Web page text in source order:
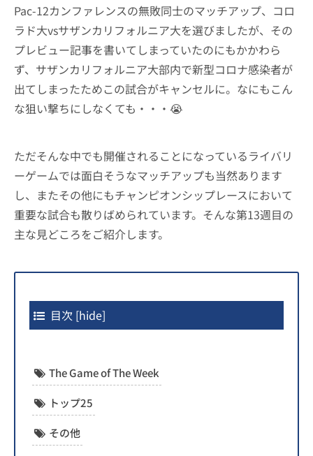
Pac-12カンファレンスの無敗同士のマッチアップ、コロ
ラド大vsサザンカリフォルニア大を選びましたが、その
プレビュー記事を書いてしまっていたのにもかかわら
ず、サザンカリフォルニア大部内で新型コロナ感染者が
出てしまったためこの試合がキャンセルに。なにもこん
な狙い撃ちにしなくても・・・😭
ただそんな中でも開催されることになっているライバリ
ーゲームでは面白そうなマッチアップも当然あります
し、またその他にもチャンピオンシップレースにおいて
重要な試合も散りばめられています。そんな第13週目の
主な見どころをご紹介します。
目次 [hide]
The Game of The Week
トップ25
その他